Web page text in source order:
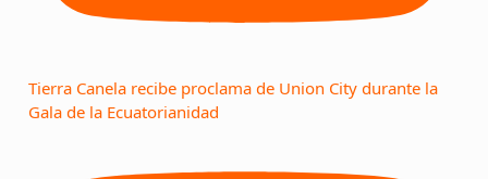
Tierra Canela recibe proclama de Union City durante la
Gala de la Ecuatorianidad